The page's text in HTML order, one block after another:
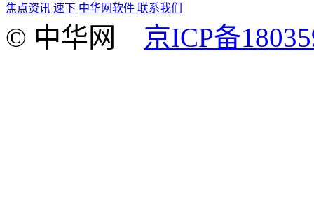
焦点资讯 速下 中华网软件 联系我们
© 中华网 京ICP备